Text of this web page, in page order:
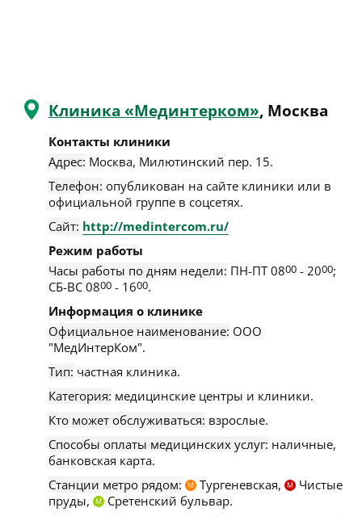
Клиника «Мединтерком», Москва
Контакты клиники
Адрес: Москва, Милютинский пер. 15.
Телефон: опубликован на сайте клиники или в
официальной группе в соцсетях.
Сайт: http://medintercom.ru/
Режим работы
Часы работы по дням недели: ПН-ПТ 0800 - 2000;
СБ-ВС 0800 - 1600.
Информация о клинике
Официальное наименование: ООО
"МедИнтерКом".
Тип: частная клиника.
Категория: медицинские центры и клиники.
Кто может обслуживаться: взрослые.
Способы оплаты медицинских услуг: наличные,
банковская карта.
Станции метро рядом:
М Тургеневская, М
Чистые
пруды,
М
Сретенский бульвар.